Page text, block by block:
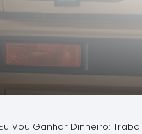
Eu Vou Ganhar Dinheiro: